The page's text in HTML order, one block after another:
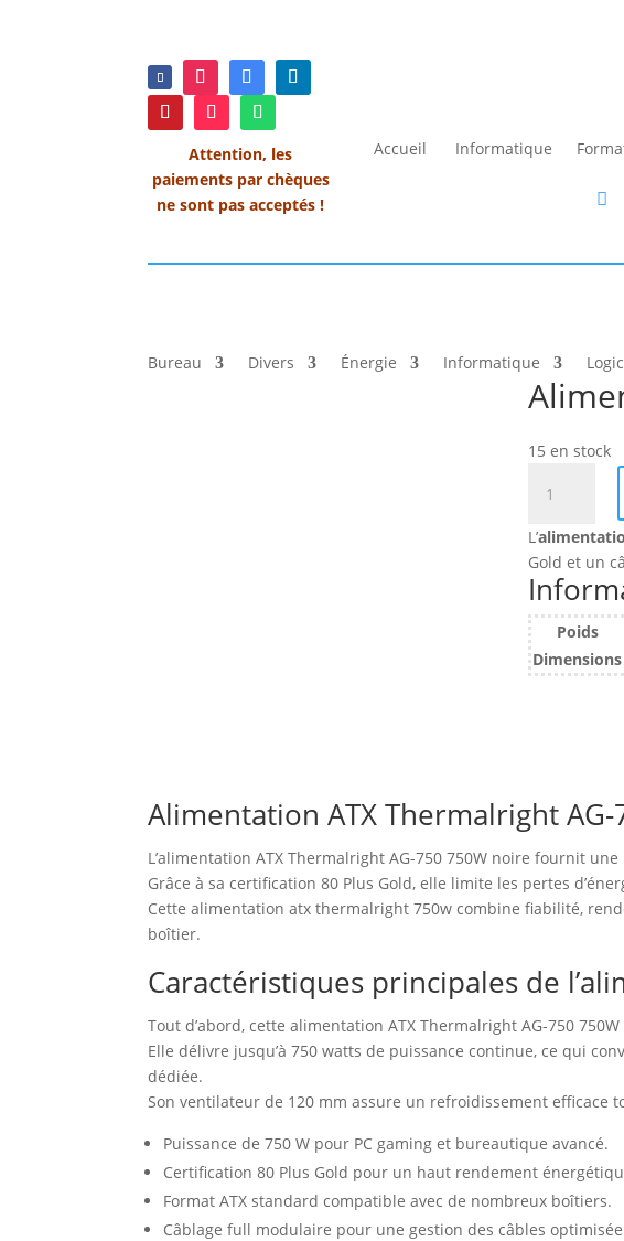
Attention, les
paiements par chèques
ne sont pas acceptés !
Accueil Informatique
Bureau Divers Énergie Informatique
15 en stock
Alimentation
Thermalright
AG
-
750W
(Noir)
L’
Gold et un
Poids
Dimensions
Alimentation ATX Thermalright
L’alimentation ATX Thermalright AG-750 750W noire fournit
Grâce à sa certification 80 Plus Gold, elle limite les pertes
Cette alimentation atx thermalright 750w combine fiabilité,
boîtier.
Caractéristiques principales de
Tout d’abord, cette alimentation ATX Thermalright AG-750
Elle délivre jusqu’à 750 watts de puissance continue, ce qui
dédiée.
Son ventilateur de 120 mm assure un refroidissement efficace
Puissance de 750 W pour PC gaming et bureautique avancé.
Certification 80 Plus Gold pour un haut rendement
Format ATX standard compatible avec de nombreux boîtiers.
Câblage full modulaire pour une gestion des câbles